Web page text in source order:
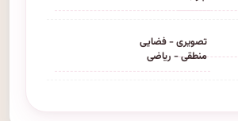
تصویری - فضایی
منطقی - ریاضی